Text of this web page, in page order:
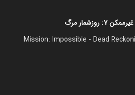
۷: روزشمار مرگ
Mission: Impossible - Dead